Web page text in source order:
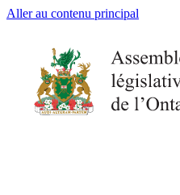
Aller au contenu principal